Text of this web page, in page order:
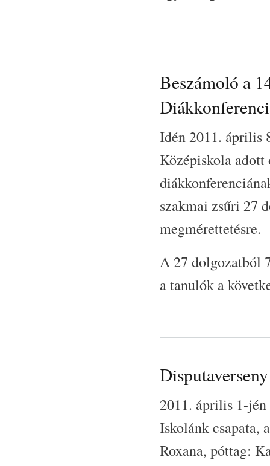
Beszámoló a
Idén 2011. április
Középiskola
szakmai zsűri 27
megmérettetésre.
A 27 dolgozatból
a tanulók a
Disputaverseny
2011. április 1-
Iskolánk csapata,
Roxana, póttag: